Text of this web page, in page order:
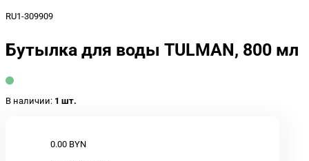
RU1-309909
Бутылка для воды TULMAN, 800 мл
В наличии: 1 шт.
0.00 BYN